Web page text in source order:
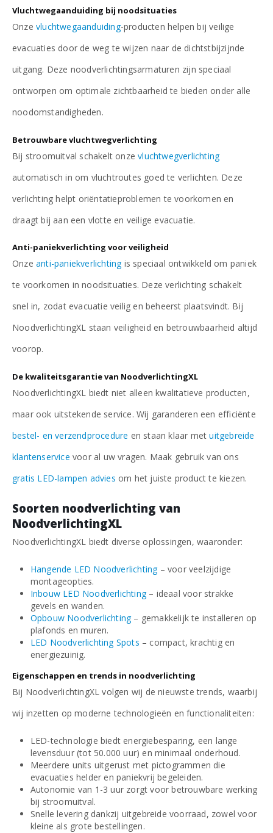
Vluchtwegaanduiding bij noodsituaties
Onze vluchtwegaanduiding-producten helpen bij veilige
evacuaties door de weg te wijzen naar de dichtstbijzijnde
uitgang. Deze noodverlichtingsarmaturen zijn speciaal
ontworpen om optimale zichtbaarheid te bieden onder alle
noodomstandigheden.
Betrouwbare vluchtwegverlichting
Bij stroomuitval schakelt onzevluchtwegverlichting
automatisch in om vluchtroutes goed te verlichten. Deze
verlichting helpt oriëntatieproblemen te voorkomen en
draagt bij aan een vlotte en veilige evacuatie.
Anti-paniekverlichting voor veiligheid
Onze anti-paniekverlichtingis speciaal ontwikkeld om paniek
te voorkomen in noodsituaties. Deze verlichting schakelt
snel in, zodat evacuatie veilig en beheerst plaatsvindt. Bij
NoodverlichtingXL staan veiligheid en betrouwbaarheid altijd
voorop.
De kwaliteitsgarantie van NoodverlichtingXL
NoodverlichtingXL biedt niet alleen kwalitatieve producten,
maar ook uitstekende service. Wij garanderen een efficiënte
bestel- en verzendprocedure en staan klaar metuitgebreide
klantenservice voor al uw vragen. Maak gebruik van ons
gratis LED-lampen advies om het juiste product te kiezen.
Soorten noodverlichting van
NoodverlichtingXL
NoodverlichtingXL biedt diverse oplossingen, waaronder:
Hangende LED Noodverlichting– voor veelzijdige
montageopties.
Inbouw LED Noodverlichting– ideaal voor strakke
gevels en wanden.
Opbouw Noodverlichting– gemakkelijk te installeren op
plafonds en muren.
LED Noodverlichting Spots – compact, krachtig en
energiezuinig.
Eigenschappen en trends in noodverlichting
Bij NoodverlichtingXL volgen wij de nieuwste trends, waarbij
wij inzetten op moderne technologieën en functionaliteiten:
LED-technologie biedt energiebesparing, een lange
levensduur (tot 50.000 uur) en minimaal onderhoud.
Meerdere units uitgerust met pictogrammen die
evacuaties helder en paniekvrij begeleiden.
Autonomie van 1-3 uur zorgt voor betrouwbare werking
bij stroomuitval.
Snelle levering dankzij uitgebreide voorraad, zowel voor
kleine als grote bestellingen.